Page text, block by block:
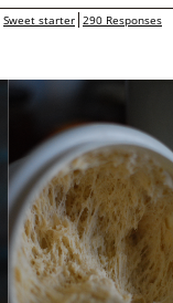
Sweet starter 290 Responses